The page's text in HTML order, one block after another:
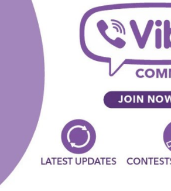
@1.80 – 3:0 (3:0)
„ Red Bull Arena“.
biti tačno, niti sled akcija ove